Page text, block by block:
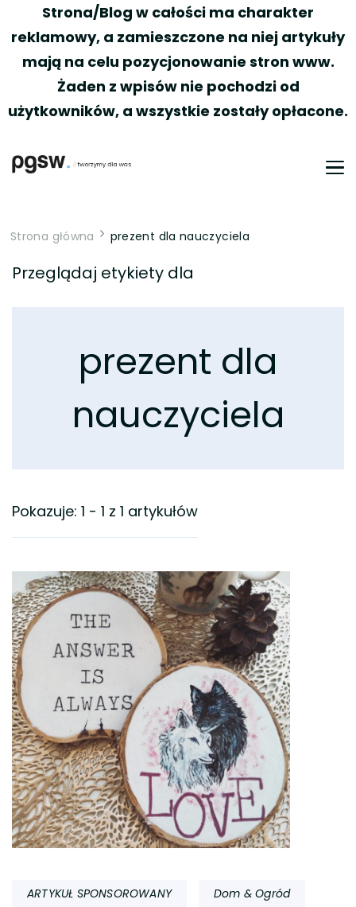
Strona/Blog w całości ma charakter
reklamowy, a zamieszczone na niej artykuły
mają na celu pozycjonowanie stron www.
Żaden z wpisów nie pochodzi od
użytkowników, a wszystkie zostały opłacone.
Strona główna prezent dla nauczyciela
Przeglądaj etykiety dla
prezent dla
nauczyciela
Pokazuje: 1 - 1 z 1 artykułów
ARTYKUŁ SPONSOROWANY Dom & Ogród